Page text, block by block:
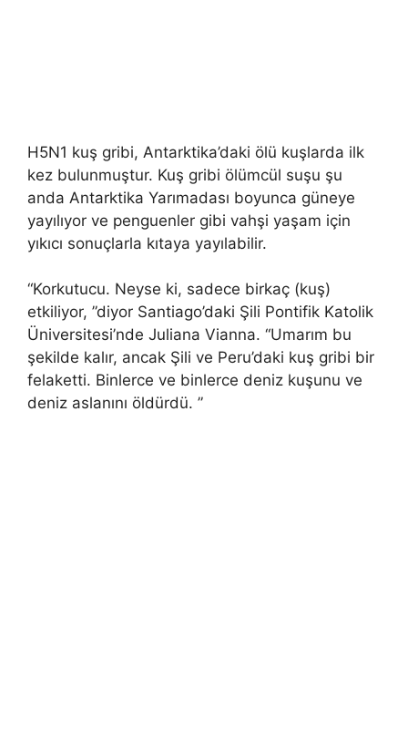
H5N1 kuş gribi, Antarktika’daki ölü kuşlarda ilk
kez bulunmuştur. Kuş gribi ölümcül suşu şu
anda Antarktika Yarımadası boyunca güneye
yayılıyor ve penguenler gibi vahşi yaşam için
yıkıcı sonuçlarla kıtaya yayılabilir.
“Korkutucu. Neyse ki, sadece birkaç (kuş)
etkiliyor, ”diyor Santiago’daki Şili Pontifik Katolik
Üniversitesi’nde Juliana Vianna. “Umarım bu
şekilde kalır, ancak Şili ve Peru’daki kuş gribi bir
felaketti. Binlerce ve binlerce deniz kuşunu ve
deniz aslanını öldürdü. ”